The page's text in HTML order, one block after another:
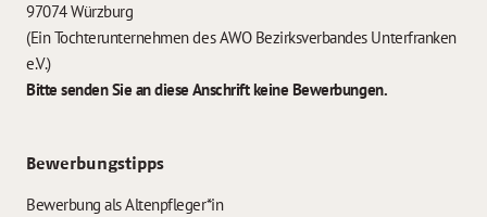
97074 Würzburg
(Ein Tochterunternehmen des AWO Bezirksverbandes Unterfranken
e.V.)
Bitte senden Sie an diese Anschrift keine Bewerbungen.
Bewerbungstipps
Bewerbung als Altenpfleger*in